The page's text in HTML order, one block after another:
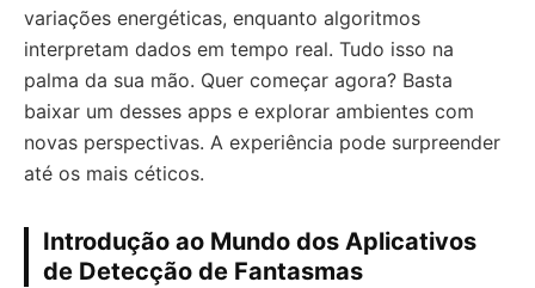
variações energéticas, enquanto algoritmos
interpretam dados em tempo real. Tudo isso na
palma da sua mão. Quer começar agora? Basta
baixar um desses apps e explorar ambientes com
novas perspectivas. A experiência pode surpreender
até os mais céticos.
Introdução ao Mundo dos Aplicativos
de Detecção de Fantasmas